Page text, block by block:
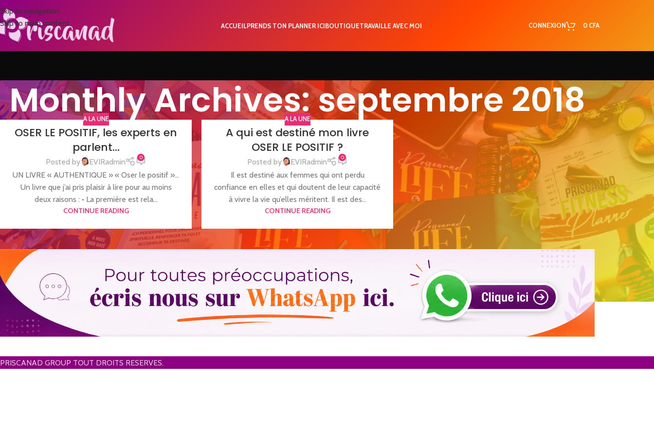
Skip to navigation
Skip to main content
ACCUEILPRENDS TON PLANNER ICIBOUTIQUETRAVAILLE AVEC MOI CONNEXION 0 CFA
Monthly Archives: septembre 2018
A LA UNE
OSER LE POSITIF, les experts en
parlent…
Posted by EVIRadmin 0
UN LIVRE « AUTHENTIQUE » « Oser le positif »…
Un livre que j’ai pris plaisir à lire pour au moins
deux raisons : • La première est rela...
CONTINUE READING
A LA UNE
A qui est destiné mon livre
OSER LE POSITIF ?
Posted by EVIRadmin 0
Il est destiné aux femmes qui ont perdu
confiance en elles et qui doutent de leur capacité
à vivre la vie qu’elles méritent. Il est des...
CONTINUE READING
PRISCANAD GROUP TOUT DROITS RESERVES.